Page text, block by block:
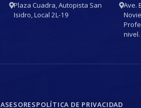
Plaza Cuadra, Autopista San
Isidro, Local 2L-19
Ave.
nivel.
ASESORESPOLÍTICA DE PRIVACIDAD